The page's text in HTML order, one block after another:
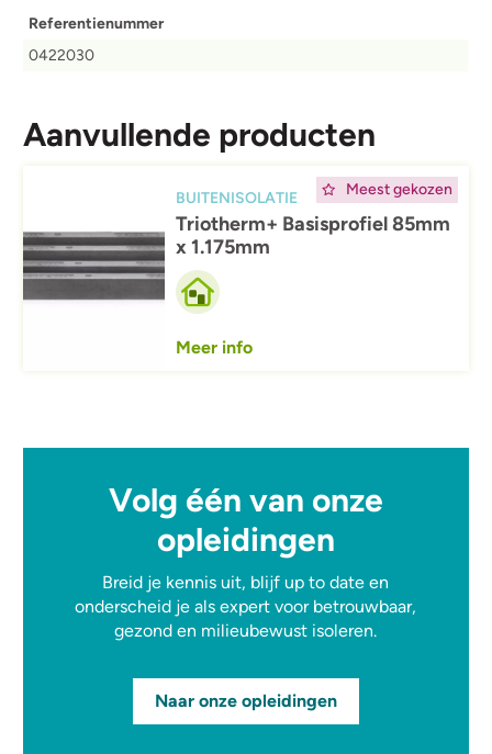
Referentienummer
0422030
Aanvullende producten
Meest gekozen
BUITENISOLATIE
Triotherm+ Basisprofiel 85mm
x 1.175mm
Meer info
Volg één van onze
opleidingen
Breid je kennis uit, blijf up to date en
onderscheid je als expert voor betrouwbaar,
gezond en milieubewust isoleren.
Naar onze opleidingen